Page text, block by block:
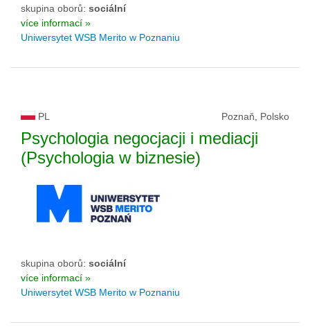
skupina oborů: sociální
více informací »
Uniwersytet WSB Merito w Poznaniu
PL Poznaň, Polsko
Psychologia negocjacji i mediacji
(Psychologia w biznesie)
skupina oborů: sociální
více informací »
Uniwersytet WSB Merito w Poznaniu